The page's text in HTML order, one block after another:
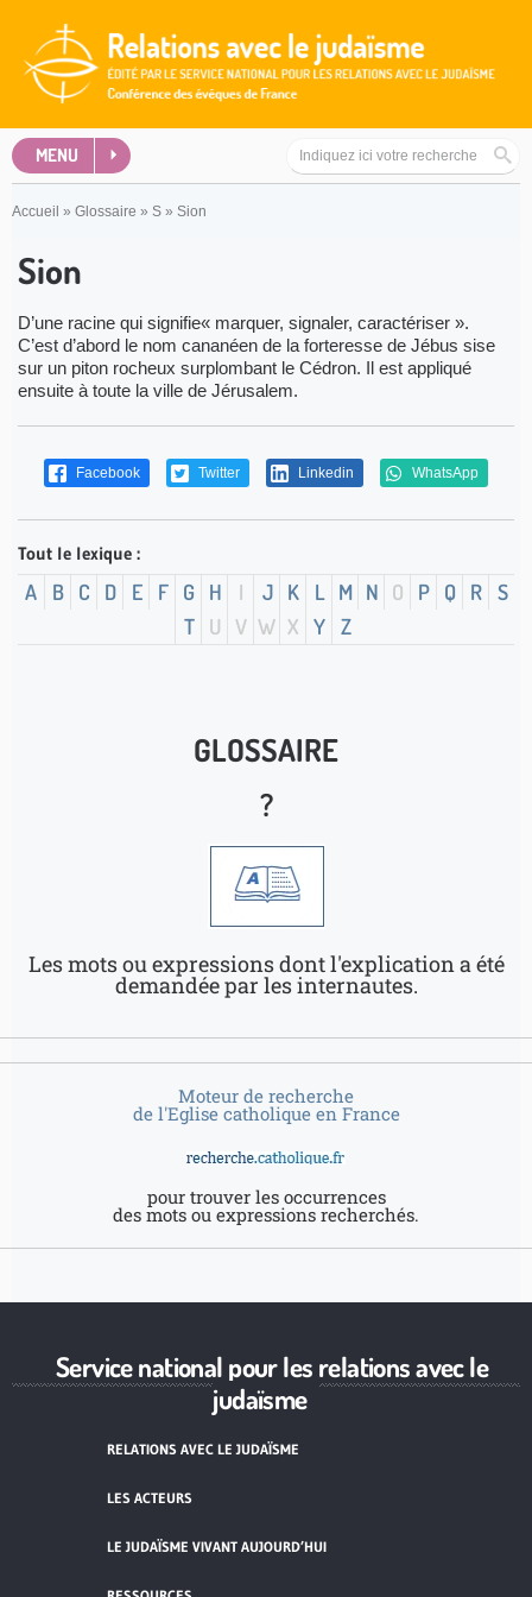
MENU
Accueil » Glossaire » S » Sion
Sion
D’une racine qui signifie« marquer, signaler, caractériser ».
C’est d’abord le nom cananéen de la forteresse de Jébus sise
sur un piton rocheux sur­plombant le Cédron. Il est appliqué
ensuite à toute la ville de Jérusalem.
Facebook Twitter Linkedin WhatsApp
Tout le lexique :
A B C D E F G H I J K L M N O P Q R S
T
U V W X Y Z
GLOSSAIRE
?
Les mots ou expressions dont l'explication a été
demandée par les internautes.
Moteur de recherche
de l'Eglise catholique en France
pour trouver les occurrences
des mots ou expressions recherchés.
Service national pour les relations avec le
judaïsme
RELATIONS AVEC LE JUDAÏSME
LES ACTEURS
LE JUDAÏSME VIVANT AUJOURD’HUI